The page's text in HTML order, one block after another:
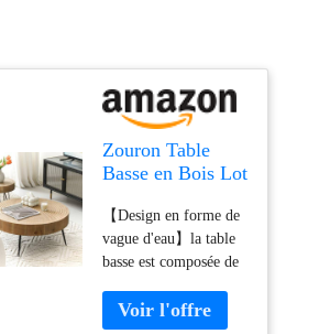
Zouron Table
Basse en Bois Lot
Forme de Vague
d'eau Table
d'appoint Table
de Salon Ronde
77x77x36.5 cm
【Design en forme de
vague d'eau】la table
basse est composée de
durables et d'un